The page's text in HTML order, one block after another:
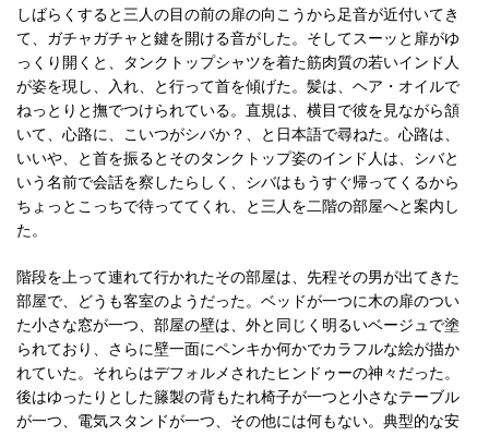
しばらくすると三人の目の前の扉の向こうから足音が近付いてき
て、ガチャガチャと鍵を開ける音がした。そしてスーッと扉がゆ
っくり開くと、タンクトップシャツを着た筋肉質の若いインド人
が姿を現し、入れ、と行って首を傾げた。髪は、ヘア・オイルで
ねっとりと撫でつけられている。直規は、横目で彼を見ながら頷
いて、心路に、こいつがシバか？、と日本語で尋ねた。心路は、
いいや、と首を振るとそのタンクトップ姿のインド人は、シバと
いう名前で会話を察したらしく、シバはもうすぐ帰ってくるから
ちょっとこっちで待っててくれ、と三人を二階の部屋へと案内し
た。
階段を上って連れて行かれたその部屋は、先程その男が出てきた
部屋で、どうも客室のようだった。ベッドが一つに木の扉のつい
た小さな窓が一つ、部屋の壁は、外と同じく明るいベージュで塗
られており、さらに壁一面にペンキか何かでカラフルな絵が描か
れていた。それらはデフォルメされたヒンドゥーの神々だった。
後はゆったりとした籐製の背もたれ椅子が一つと小さなテーブル
が一つ、電気スタンドが一つ、その他には何もない。典型的な安